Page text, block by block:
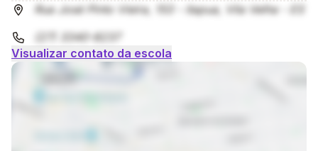
Rua José Pinto Vieira, 153 - itapua, Vila Velha - ES
(27) 3340-8237
Visualizar contato da escola